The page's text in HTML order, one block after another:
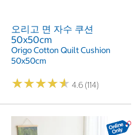
오리고 면 자수 쿠션
50x50cm
Origo Cotton Quilt Cushion
50x50cm
★★★★★
★★★★★ 4.6 (114)